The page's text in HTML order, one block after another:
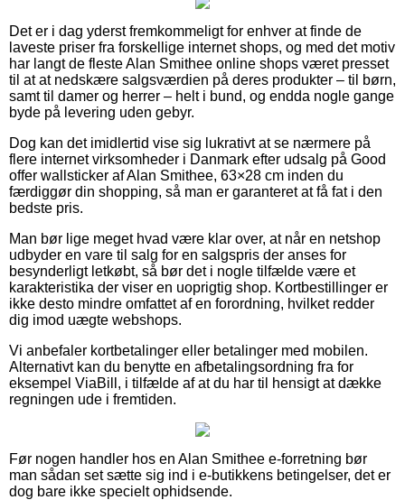
Det er i dag yderst fremkommeligt for enhver at finde de
laveste priser fra forskellige internet shops, og med det motiv
har langt de fleste Alan Smithee online shops været presset
til at at nedskære salgsværdien på deres produkter – til børn,
samt til damer og herrer – helt i bund, og endda nogle gange
byde på levering uden gebyr.
Dog kan det imidlertid vise sig lukrativt at se nærmere på
flere internet virksomheder i Danmark efter udsalg på Good
offer wallsticker af Alan Smithee, 63×28 cm inden du
færdiggør din shopping, så man er garanteret at få fat i den
bedste pris.
Man bør lige meget hvad være klar over, at når en netshop
udbyder en vare til salg for en salgspris der anses for
besynderligt letkøbt, så bør det i nogle tilfælde være et
karakteristika der viser en uoprigtig shop. Kortbestillinger er
ikke desto mindre omfattet af en forordning, hvilket redder
dig imod uægte webshops.
Vi anbefaler kortbetalinger eller betalinger med mobilen.
Alternativt kan du benytte en afbetalingsordning fra for
eksempel ViaBill, i tilfælde af at du har til hensigt at dække
regningen ude i fremtiden.
Før nogen handler hos en Alan Smithee e-forretning bør
man sådan set sætte sig ind i e-butikkens betingelser, det er
dog bare ikke specielt ophidsende.